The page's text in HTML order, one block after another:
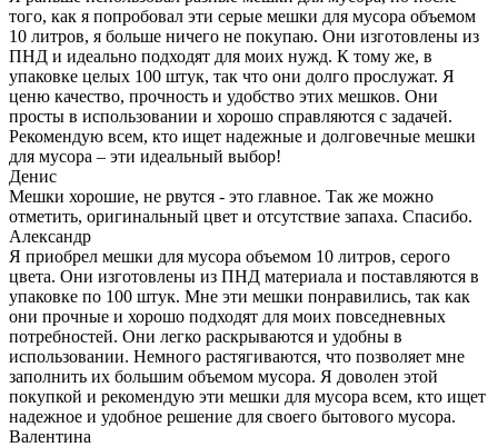
того, как я попробовал эти серые мешки для мусора объемом
10 литров, я больше ничего не покупаю. Они изготовлены из
ПНД и идеально подходят для моих нужд. К тому же, в
упаковке целых 100 штук, так что они долго прослужат. Я
ценю качество, прочность и удобство этих мешков. Они
просты в использовании и хорошо справляются с задачей.
Рекомендую всем, кто ищет надежные и долговечные мешки
для мусора – эти идеальный выбор!
Денис
Мешки хорошие, не рвутся - это главное. Так же можно
отметить, оригинальный цвет и отсутствие запаха. Спасибо.
Александр
Я приобрел мешки для мусора объемом 10 литров, серого
цвета. Они изготовлены из ПНД материала и поставляются в
упаковке по 100 штук. Мне эти мешки понравились, так как
они прочные и хорошо подходят для моих повседневных
потребностей. Они легко раскрываются и удобны в
использовании. Немного растягиваются, что позволяет мне
заполнить их большим объемом мусора. Я доволен этой
покупкой и рекомендую эти мешки для мусора всем, кто ищет
надежное и удобное решение для своего бытового мусора.
Валентина